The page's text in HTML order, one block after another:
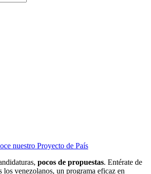
nuestro Proyecto de País
pocos de propuestas. Entérate de
los venezolanos, un programa eficaz en